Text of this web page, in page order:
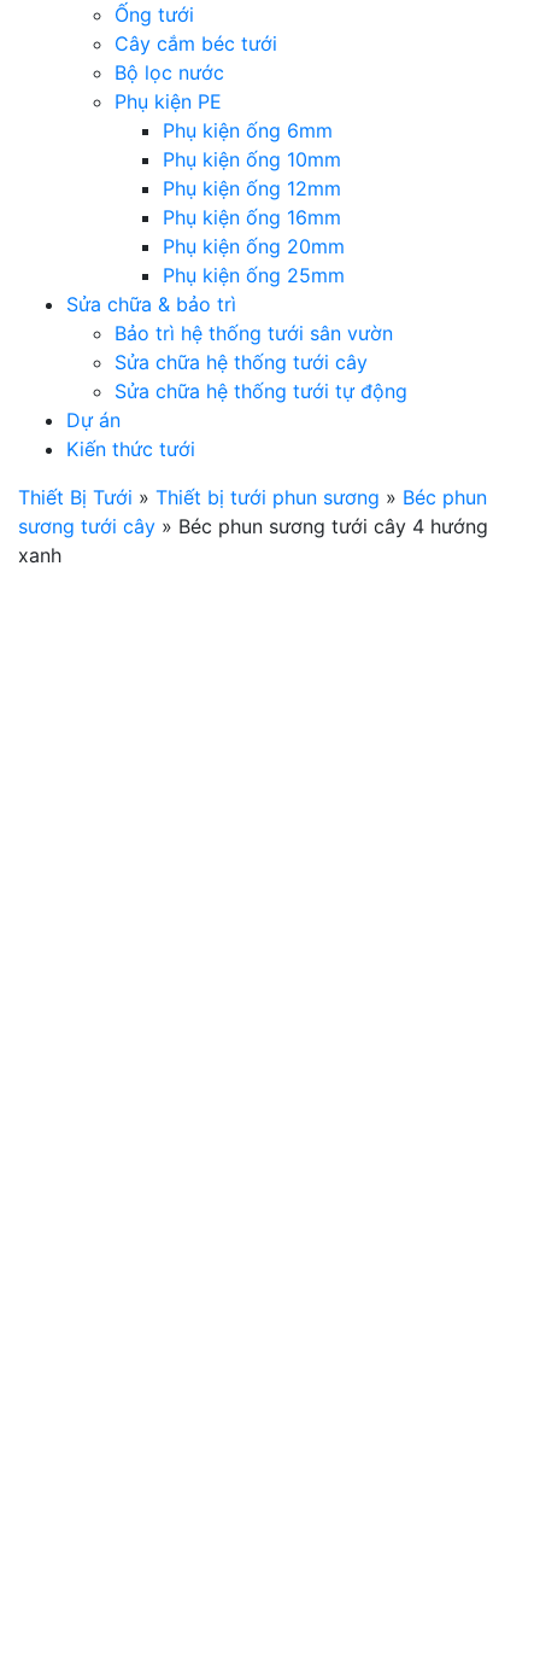
Ống tưới
Cây cắm béc tưới
Bộ lọc nước
Phụ kiện PE
Phụ kiện ống 6mm
Phụ kiện ống 10mm
Phụ kiện ống 12mm
Phụ kiện ống 16mm
Phụ kiện ống 20mm
Phụ kiện ống 25mm
Sửa chữa & bảo trì
Bảo trì hệ thống tưới sân vườn
Sửa chữa hệ thống tưới cây
Sửa chữa hệ thống tưới tự động
Dự án
Kiến thức tưới
Thiết Bị Tưới » Thiết bị tưới phun sương » Béc phun
sương tưới cây » Béc phun sương tưới cây 4 hướng
xanh